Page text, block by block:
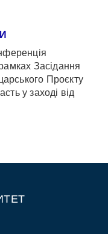
Засідання
Проєкту
у заході від